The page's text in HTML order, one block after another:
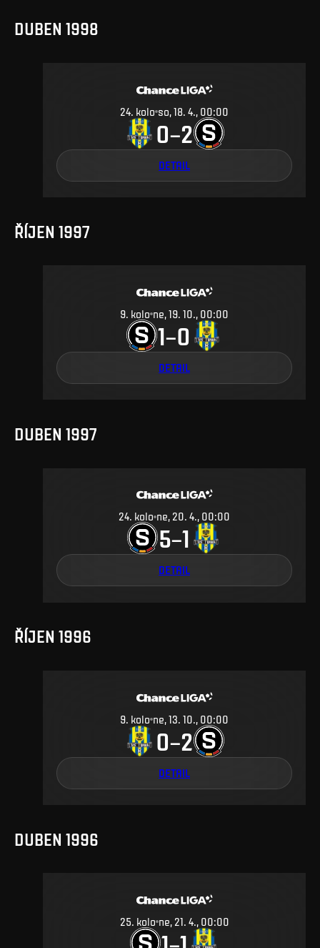
DUBEN 1998
24 kolo so, 18. 4., 00:00
0–2
DETAIL
ŘÍJEN 1997
9. kolo ne, 19. 10., 00:00
1–0
DETAIL
DUBEN 1997
24. kolo ne, 20. 4., 00:00
5–1
DETAIL
ŘÍJEN 1996
9 kolo ne, 13. 10., 00:00
0–2
DETAIL
DUBEN 1996
25. kolo ne, 21. 4., 00:00
–